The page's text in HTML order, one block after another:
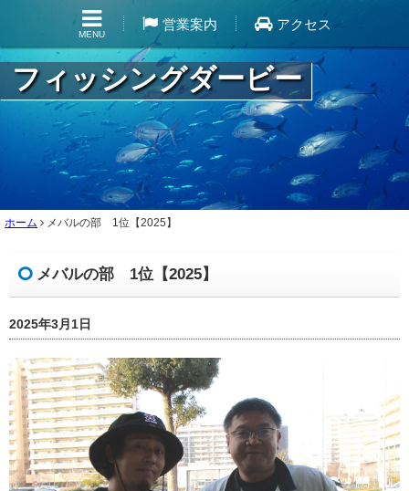
MENU
営業案内 アクセス
フィッシングダービー
ホーム メバルの部 1位【2025】
メバルの部 1位【2025】
2025年3月1日